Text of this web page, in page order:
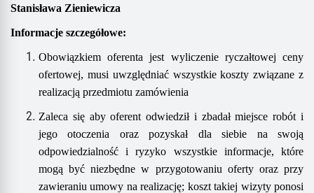
Stanisława Zieniewicza
Informacje szczegółowe:
Obowiązkiem oferenta jest wyliczenie ryczałtowej ceny
ofertowej, musi uwzględniać wszystkie koszty związane z
realizacją przedmiotu zamówienia
Zaleca się aby oferent odwiedził i zbadał miejsce robót i
jego otoczenia oraz pozyskał dla siebie na swoją
odpowiedzialność i ryzyko wszystkie informacje, które
mogą być niezbędne w przygotowaniu oferty oraz przy
zawieraniu umowy na realizację; koszt takiej wizyty ponosi